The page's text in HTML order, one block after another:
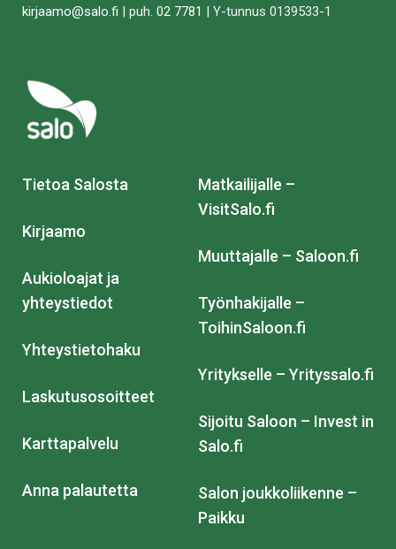
kirjaamo@salo.fi | puh. 02 7781 | Y-tunnus 0139533-1
Tietoa Salosta
Kirjaamo
Aukioloajat ja
yhteystiedot
Yhteystietohaku
Laskutusosoitteet
Karttapalvelu
Anna palautetta
Matkailijalle –
VisitSalo.fi
Muuttajalle – Saloon.fi
Työnhakijalle –
ToihinSaloon.fi
Yritykselle – Yrityssalo.fi
Sijoitu Saloon – Invest in
Salo.fi
Salon joukkoliikenne –
Paikku